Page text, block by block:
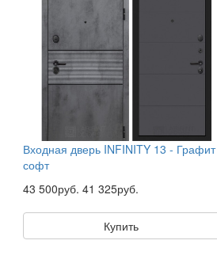
Входная дверь INFINITY 13 - Графит
софт
43 500руб. 41 325руб.
Купить